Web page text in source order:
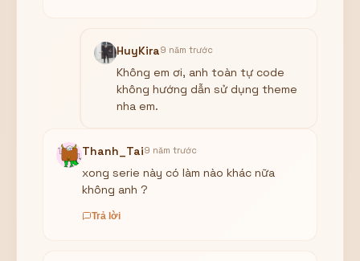
HuyKira9 năm trước
Không em ơi, anh toàn tự code
không hướng dẫn sử dụng theme
nha em.
Thanh_Tai9 năm trước
xong serie này có làm nào khác nữa
không anh ?
Trả lời